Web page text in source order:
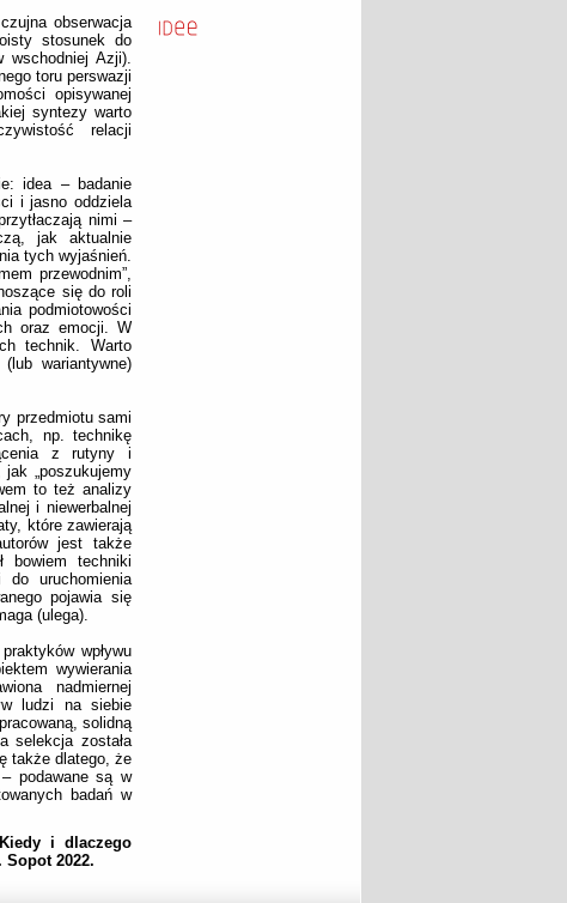
obserwacja
stosunek do
wschodniej Azji).
toru perswazji
opisywanej
syntezy warto
relacji
idea – badanie
i jasno oddziela
nimi –
jak aktualnie
tych wyjaśnień.
przewodnim”,
się do roli
podmiotowości
oraz emocji. W
technik. Warto
wariantywne)
przedmiotu sami
np. technikę
z rutyny i
„poszukujemy
to też analizy
i niewerbalnej
które zawierają
jest także
bowiem techniki
uruchomienia
pojawia się
(ulega).
wpływu
wywierania
nadmiernej
ludzi na siebie
solidną
selekcja została
także dlatego, że
podawane są w
badań w
i dlaczego
Sopot 2022.